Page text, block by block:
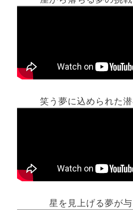
笑う夢に込められた
星を見上げる夢が